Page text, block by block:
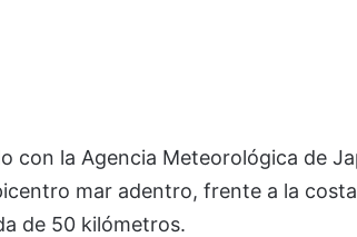
con la Agencia Meteorológica de
mar adentro, frente a la
de 50 kilómetros.